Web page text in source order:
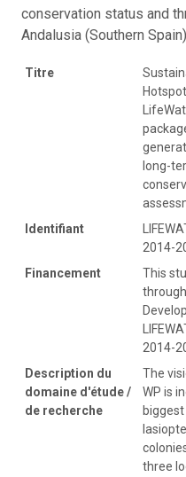
conservation status and
Andalusia (Southern Spain)
Titre
long-
Identifiant
2014-
Financement
This
2014-
Description du
domaine d'étude /
de recherche
The
WP is
three